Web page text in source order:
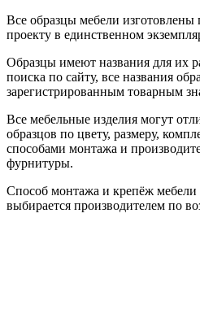
Все образцы мебели
проекту в единственном
Образцы имеют названия для их
поиска по сайту, все названия
зарегистрированным товарным
Все мебельные изделия могут
образцов по цвету, размеру,
способами монтажа и
фурнитуры.
Способ монтажа и крепёж мебели
выбирается производителем по